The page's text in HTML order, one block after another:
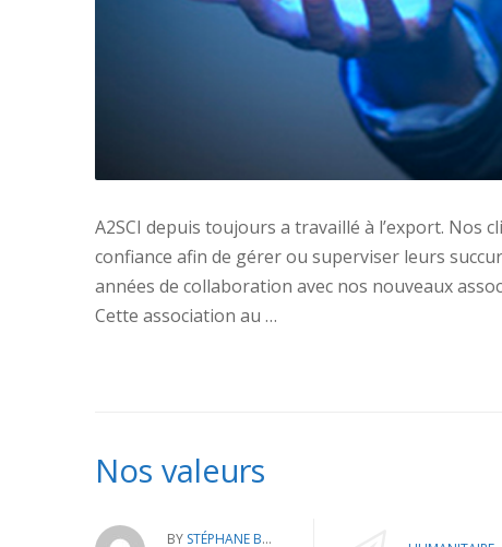
A2SCI depuis toujours a travaillé à l’export.
confiance afin de gérer ou superviser leurs
années de collaboration avec nos nouveaux
Cette association au …
Nos valeurs
BY STÉPHANE BATTAIS